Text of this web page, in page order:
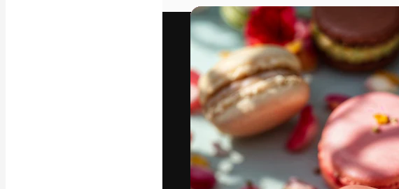
Видео
Видеоролик
Моушн-дизайн
Видеошаблоны
3D-модели
Шрифты
Креативная платформа для
ваших лучших работ. Более 1
подписчиков среди креаторов,
предприятий, агентств и студий.